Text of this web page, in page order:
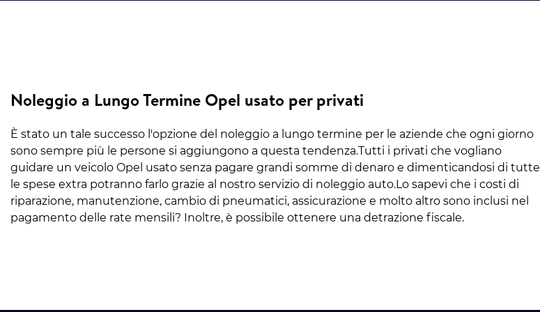
Noleggio a Lungo Termine Opel usato per privati
È stato un tale successo l'opzione del noleggio a lungo termine per le aziende che ogni giorno
sono sempre più le persone si aggiungono a questa tendenza.Tutti i privati che vogliano
guidare un veicolo Opel usato senza pagare grandi somme di denaro e dimenticandosi di tutte
le spese extra potranno farlo grazie al nostro servizio di noleggio auto.Lo sapevi che i costi di
riparazione, manutenzione, cambio di pneumatici, assicurazione e molto altro sono inclusi nel
pagamento delle rate mensili? Inoltre, è possibile ottenere una detrazione fiscale.